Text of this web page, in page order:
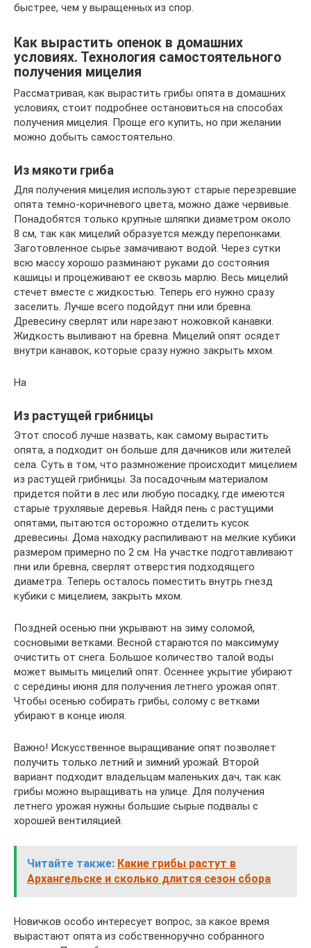
быстрее, чем у выращенных из спор.
Как вырастить опенок в домашних
условиях. Технология самостоятельного
получения мицелия
Рассматривая, как вырастить грибы опята в домашних
условиях, стоит подробнее остановиться на способах
получения мицелия. Проще его купить, но при желании
можно добыть самостоятельно.
Из мякоти гриба
Для получения мицелия используют старые перезревшие
опята темно-коричневого цвета, можно даже червивые.
Понадобятся только крупные шляпки диаметром около
8 см, так как мицелий образуется между перепонками.
Заготовленное сырье замачивают водой. Через сутки
всю массу хорошо разминают руками до состояния
кашицы и процеживают ее сквозь марлю. Весь мицелий
стечет вместе с жидкостью. Теперь его нужно сразу
заселить. Лучше всего подойдут пни или бревна.
Древесину сверлят или нарезают ножовкой канавки.
Жидкость выливают на бревна. Мицелий опят осядет
внутри канавок, которые сразу нужно закрыть мхом.
На
Из растущей грибницы
Этот способ лучше назвать, как самому вырастить
опята, а подходит он больше для дачников или жителей
села. Суть в том, что размножение происходит мицелием
из растущей грибницы. За посадочным материалом
придется пойти в лес или любую посадку, где имеются
старые трухлявые деревья. Найдя пень с растущими
опятами, пытаются осторожно отделить кусок
древесины. Дома находку распиливают на мелкие кубики
размером примерно по 2 см. На участке подготавливают
пни или бревна, сверлят отверстия подходящего
диаметра. Теперь осталось поместить внутрь гнезд
кубики с мицелием, закрыть мхом.
Поздней осенью пни укрывают на зиму соломой,
сосновыми ветками. Весной стараются по максимуму
очистить от снега. Большое количество талой воды
может вымыть мицелий опят. Осеннее укрытие убирают
с середины июня для получения летнего урожая опят.
Чтобы осенью собирать грибы, солому с ветками
убирают в конце июля.
Важно! Искусственное выращивание опят позволяет
получить только летний и зимний урожай. Второй
вариант подходит владельцам маленьких дач, так как
грибы можно выращивать на улице. Для получения
летнего урожая нужны большие сырые подвалы с
хорошей вентиляцией.
Читайте также: Какие грибы растут в
Архангельске и сколько длится сезон сбора
Новичков особо интересует вопрос, за какое время
вырастают опята из собственноручно собранного